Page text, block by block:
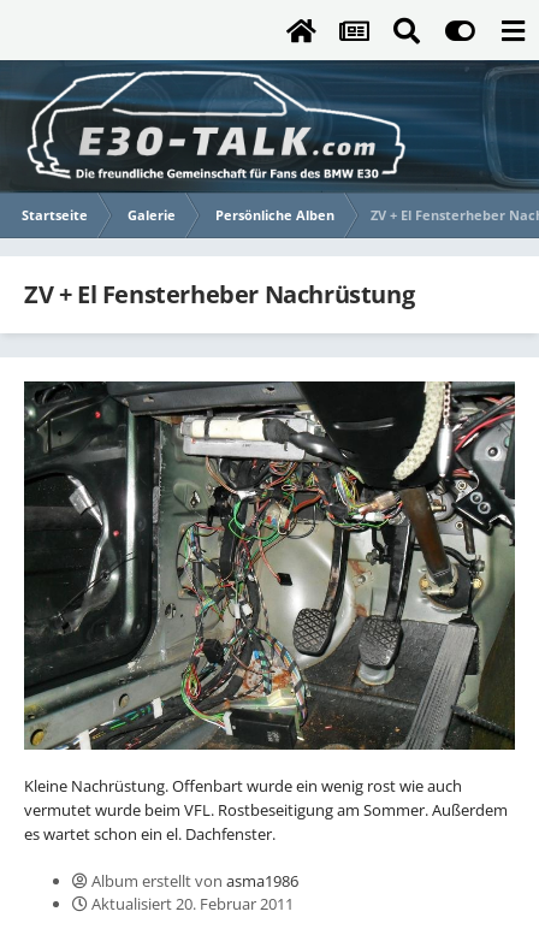
Startseite Galerie Persönliche Alben ZV + El Fensterheber
ZV + El Fensterheber Nachrüstung
Kleine Nachrüstung. Offenbart wurde ein wenig rost wie auch
vermutet wurde beim VFL. Rostbeseitigung am Sommer. Außerdem
es wartet schon ein el. Dachfenster.
Album erstellt von asma1986
Aktualisiert20. Februar 2011